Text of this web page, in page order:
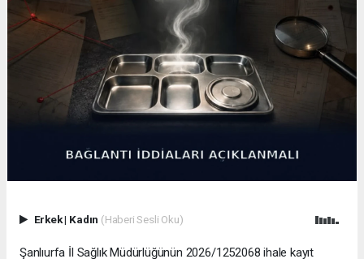
Erkek| Kadın (Haberi Sesli Oku)
Şanlıurfa İl Sağlık Müdürlüğünün 2026/1252068 ihale kayıt